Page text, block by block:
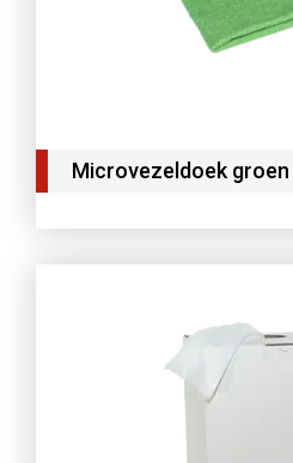
Microvezeldoek groen